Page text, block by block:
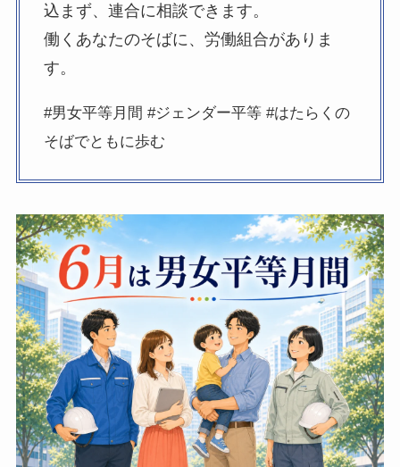
込まず、連合に相談できます。
働くあなたのそばに、労働組合がありま
す。
#男女平等月間 #ジェンダー平等 #はたらくの
そばでともに歩む